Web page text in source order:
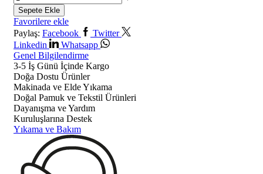
Sepete Ekle
Favorilere ekle
Paylaş: Facebook
Twitter
Linkedin
Whatsapp
Genel Bilgilendirme
3-5 İş Günü İçinde Kargo
Doğa Dostu Ürünler
Makinada ve Elde Yıkama
Doğal Pamuk ve Tekstil Ürünleri
Dayanışma ve Yardım
Kuruluşlarına Destek
Yıkama ve Bakım